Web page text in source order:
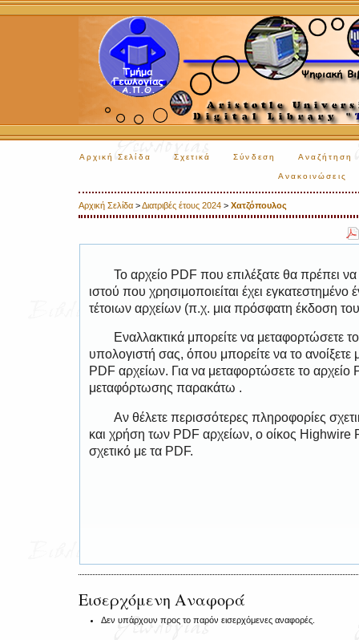
Αρχική Σελίδα Σχετικά Σύνδεση Αναζήτηση
Ανακοινώσεις
Αρχική Σελίδα >Διατριβές έτους 2024 > Χατζόπουλος
Το αρχείο PDF που επιλέξατε θα πρέπει
ιστού που χρησιμοποιείται έχει
τέτοιων αρχείων (π.χ. μια πρόσφατη έκδοση
Εναλλακτικά μπορείτε να μεταφορτώσετε
υπολογιστή σας, όπου μπορείτε να το
PDF αρχείων. Για να μεταφορτώσετε το
μεταφόρτωσης παρακάτω .
Αν θέλετε περισσότερες πληροφορίες
και χρήση των PDF αρχείων, ο οίκος Highwire
σχετικό με τα PDF.
Εισερχόμενη Αναφορά
Δεν υπάρχουν προς το παρόν εισερχόμενες αναφορές.